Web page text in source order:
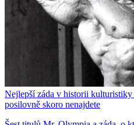
Nejlepší záda v historii kulturistiky
posilovně skoro nenajdete